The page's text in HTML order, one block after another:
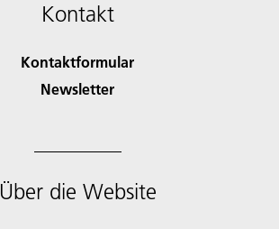
Kontakt
Kontaktformular
Newsletter
Über die Website